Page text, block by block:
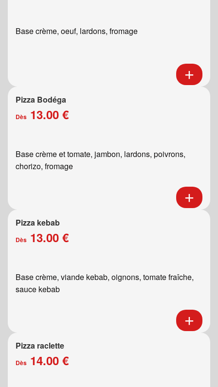
Base crème, oeuf, lardons, fromage
Pizza Bodéga
Dès 13.00 €
Base crème et tomate, jambon, lardons, poivrons,
chorizo, fromage
Pizza kebab
Dès 13.00 €
Base crème, viande kebab, oignons, tomate fraîche,
sauce kebab
Pizza raclette
Dès 14.00 €